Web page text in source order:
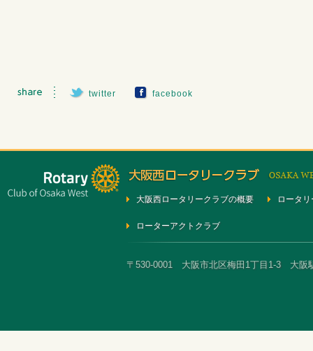
twitter facebook
大阪西ロータリークラブの概要 ロータ
ローターアクトクラブ
〒530-0001 大阪市北区梅田1丁目1-3 大阪